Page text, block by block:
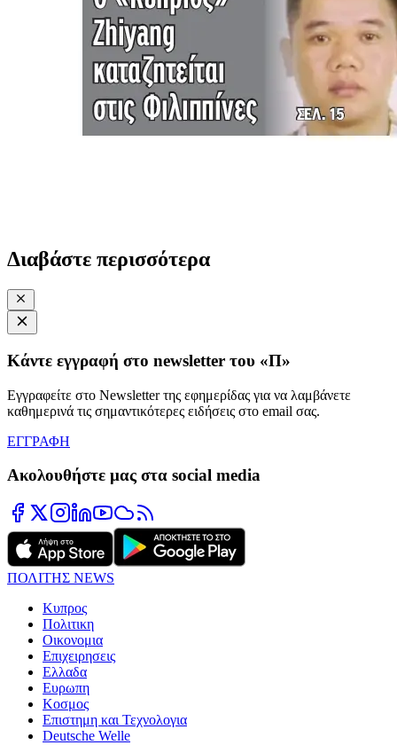
Διαβάστε περισσότερα
Κάντε εγγραφή στο newsletter του «Π»
Εγγραφείτε στο Newsletter της εφημερίδας για να λαμβάνετε
καθημερινά τις σημαντικότερες ειδήσεις στο email σας.
ΕΓΓΡΑΦΗ
Ακολουθήστε μας στα social media
ΠΟΛΙΤΗΣ NEWS
Κυπρος
Πολιτικη
Οικονομια
Επιχειρησεις
Ελλαδα
Ευρωπη
Κοσμος
Επιστημη και Τεχνολογια
Deutsche Welle